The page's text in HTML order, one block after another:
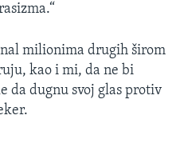
milionima drugih širom
kao i mi, da ne bi
da dugnu svoj glas protiv